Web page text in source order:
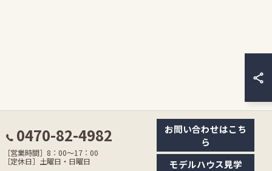
0470-82-4982
［営業時間］8：00〜17：00
［定休日］土曜日・日曜日
お問い合わせはこち
ら
モデルハウス見学